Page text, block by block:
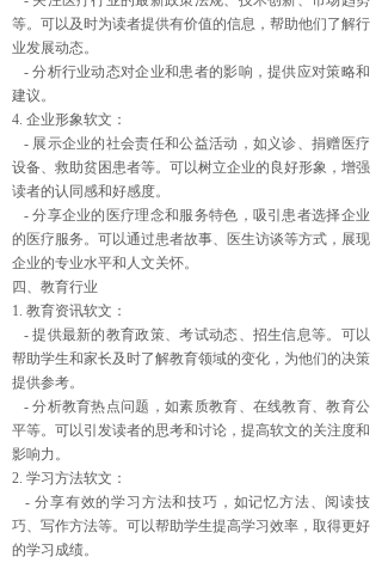
等。可以及时为读者提供有价值的信息，帮助他们了解行
业发展动态。
- 分析行业动态对企业和患者的影响，提供应对策略和
建议。
4. 企业形象软文：
- 展示企业的社会责任和公益活动，如义诊、捐赠医疗
设备、救助贫困患者等。可以树立企业的良好形象，增强
读者的认同感和好感度。
- 分享企业的医疗理念和服务特色，吸引患者选择企业
的医疗服务。可以通过患者故事、医生访谈等方式，展现
企业的专业水平和人文关怀。
四、教育行业
1. 教育资讯软文：
- 提供最新的教育政策、考试动态、招生信息等。可以
帮助学生和家长及时了解教育领域的变化，为他们的决策
提供参考。
- 分析教育热点问题，如素质教育、在线教育、教育公
平等。可以引发读者的思考和讨论，提高软文的关注度和
影响力。
2. 学习方法软文：
- 分享有效的学习方法和技巧，如记忆方法、阅读技
巧、写作方法等。可以帮助学生提高学习效率，取得更好
的学习成绩。